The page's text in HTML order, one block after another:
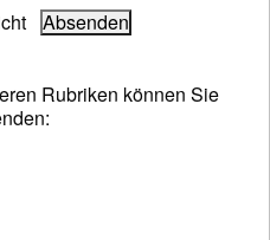
Rubriken können Sie